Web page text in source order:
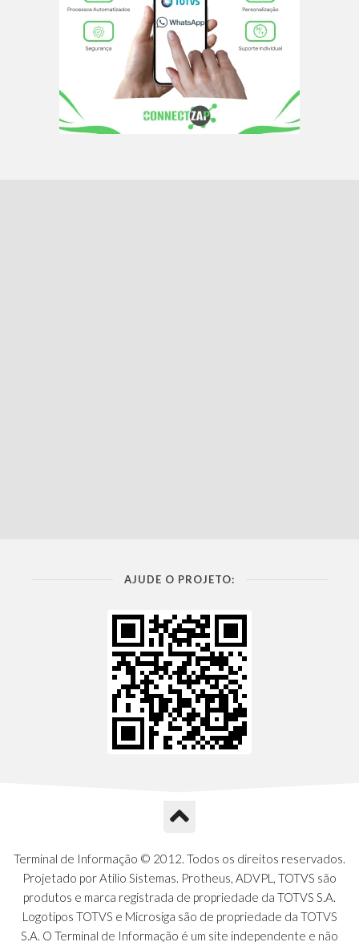
AJUDE O PROJETO:
Terminal de Informação © 2012. Todos os direitos reservados.
Projetado por Atilio Sistemas. Protheus, ADVPL, TOTVS são
produtos e marca registrada de propriedade da TOTVS S.A.
Logotipos TOTVS e Microsiga são de propriedade da TOTVS
S.A. O Terminal de Informação é um site independente e não